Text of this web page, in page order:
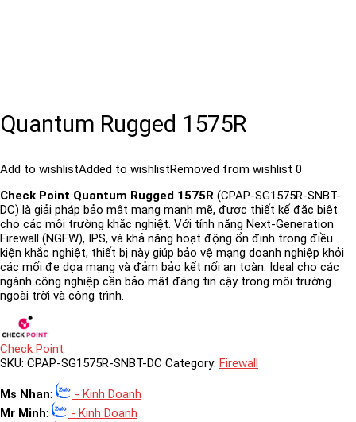
Quantum Rugged 1575R
Add to wishlistAdded to wishlistRemoved from wishlist 0
Check Point Quantum Rugged 1575R (CPAP-SG1575R-SNBT-
DC) là giải pháp bảo mật mạng mạnh mẽ, được thiết kế đặc biệt
cho các môi trường khắc nghiệt. Với tính năng Next-Generation
Firewall (NGFW), IPS, và khả năng hoạt động ổn định trong điều
kiện khắc nghiệt, thiết bị này giúp bảo vệ mạng doanh nghiệp khỏi
các mối đe dọa mạng và đảm bảo kết nối an toàn. Ideal cho các
ngành công nghiệp cần bảo mật đáng tin cậy trong môi trường
ngoài trời và công trình.
Check Point
SKU: CPAP-SG1575R-SNBT-DC Category: Firewall
Ms Nhan:
- Kinh Doanh
Mr Minh: - Kinh Doanh